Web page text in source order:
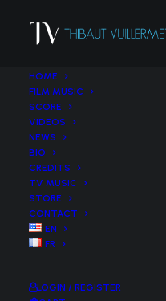
HOME
FILM MUSIC
SCORE
VIDEOS
NEWS
BIO
CREDITS
TV MUSIC
STORE
CONTACT
EN
FR
LOGIN / REGISTER